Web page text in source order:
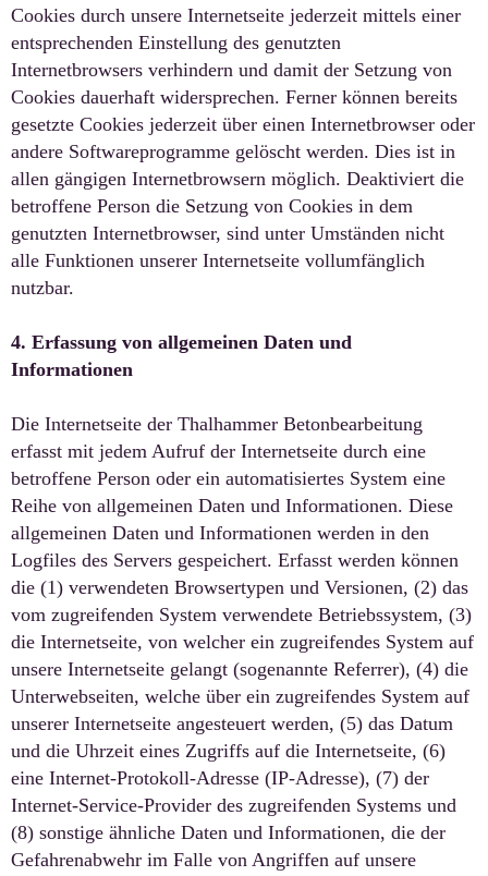
Cookies durch unsere Internetseite jederzeit mittels einer
entsprechenden Einstellung des genutzten
Internetbrowsers verhindern und damit der Setzung von
Cookies dauerhaft widersprechen. Ferner können bereits
gesetzte Cookies jederzeit über einen Internetbrowser oder
andere Softwareprogramme gelöscht werden. Dies ist in
allen gängigen Internetbrowsern möglich. Deaktiviert die
betroffene Person die Setzung von Cookies in dem
genutzten Internetbrowser, sind unter Umständen nicht
alle Funktionen unserer Internetseite vollumfänglich
nutzbar.
4. Erfassung von allgemeinen Daten und
Informationen
Die Internetseite der Thalhammer Betonbearbeitung
erfasst mit jedem Aufruf der Internetseite durch eine
betroffene Person oder ein automatisiertes System eine
Reihe von allgemeinen Daten und Informationen. Diese
allgemeinen Daten und Informationen werden in den
Logfiles des Servers gespeichert. Erfasst werden können
die (1) verwendeten Browsertypen und Versionen, (2) das
vom zugreifenden System verwendete Betriebssystem, (3)
die Internetseite, von welcher ein zugreifendes System auf
unsere Internetseite gelangt (sogenannte Referrer), (4) die
Unterwebseiten, welche über ein zugreifendes System auf
unserer Internetseite angesteuert werden, (5) das Datum
und die Uhrzeit eines Zugriffs auf die Internetseite, (6)
eine Internet-Protokoll-Adresse (IP-Adresse), (7) der
Internet-Service-Provider des zugreifenden Systems und
(8) sonstige ähnliche Daten und Informationen, die der
Gefahrenabwehr im Falle von Angriffen auf unsere